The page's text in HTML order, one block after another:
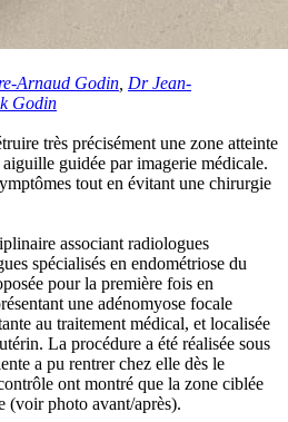
Arnaud Godin, Dr Jean-
Godin
très précisément une zone atteinte
guidée par imagerie médicale.
tout en évitant une chirurgie
associant radiologues
spécialisés en endométriose du
pour la première fois en
une adénomyose focale
au traitement médical, et localisée
La procédure a été réalisée sous
a pu rentrer chez elle dès le
ont montré que la zone ciblée
(voir photo avant/après).